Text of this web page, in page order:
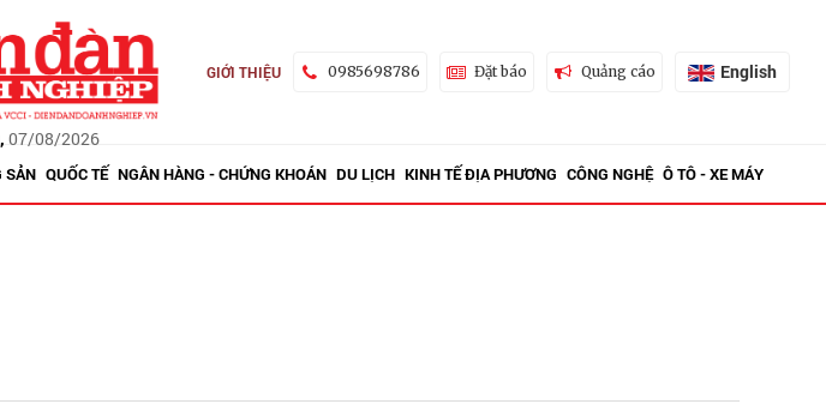
07/08/2026
GIỚI THIỆU 0985698786 Đặt báo Quảng cáo English
SẢN QUỐC TẾ NGÂN HÀNG - CHỨNG KHOÁN DU LỊCH KINH TẾ ĐỊA PHƯƠNG CÔNG NGHỆ Ô TÔ - XE MÁY